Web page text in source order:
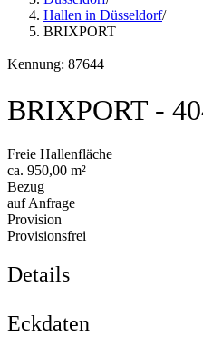
Hallen in Düsseldorf/
BRIXPORT
Kennung: 87644
BRIXPORT -
Freie Hallenfläche
ca. 950,00 m²
Bezug
auf Anfrage
Provision
Provisionsfrei
Details
Eckdaten